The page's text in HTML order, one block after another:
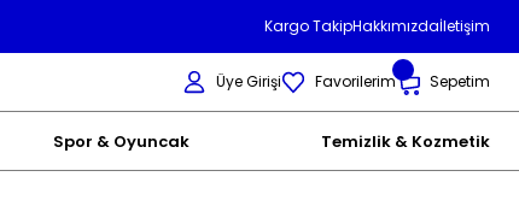
Kargo TakipHakkımızdaİletişim
Üye Girişi Favorilerim Sepetim
Spor & Oyuncak Temizlik & Kozmetik